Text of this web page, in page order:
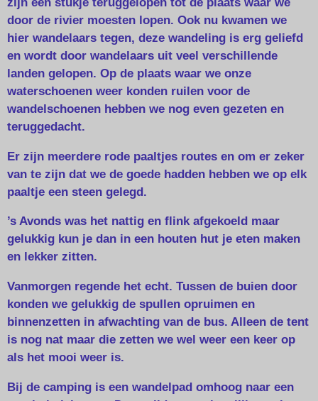
door de rivier moesten lopen. Ook nu kwamen we
hier wandelaars tegen, deze wandeling is erg geliefd
en wordt door wandelaars uit veel verschillende
landen gelopen. Op de plaats waar we onze
waterschoenen weer konden ruilen voor de
wandelschoenen hebben we nog even gezeten en
teruggedacht.
Er zijn meerdere rode paaltjes routes en om er zeker
van te zijn dat we de goede hadden hebben we op elk
paaltje een steen gelegd.
’s Avonds was het nattig en flink afgekoeld maar
gelukkig kun je dan in een houten hut je eten maken
en lekker zitten.
Vanmorgen regende het echt. Tussen de buien door
konden we gelukkig de spullen opruimen en
binnenzetten in afwachting van de bus. Alleen de tent
is nog nat maar die zetten we wel weer een keer op
als het mooi weer is.
Bij de camping is een wandelpad omhoog naar een